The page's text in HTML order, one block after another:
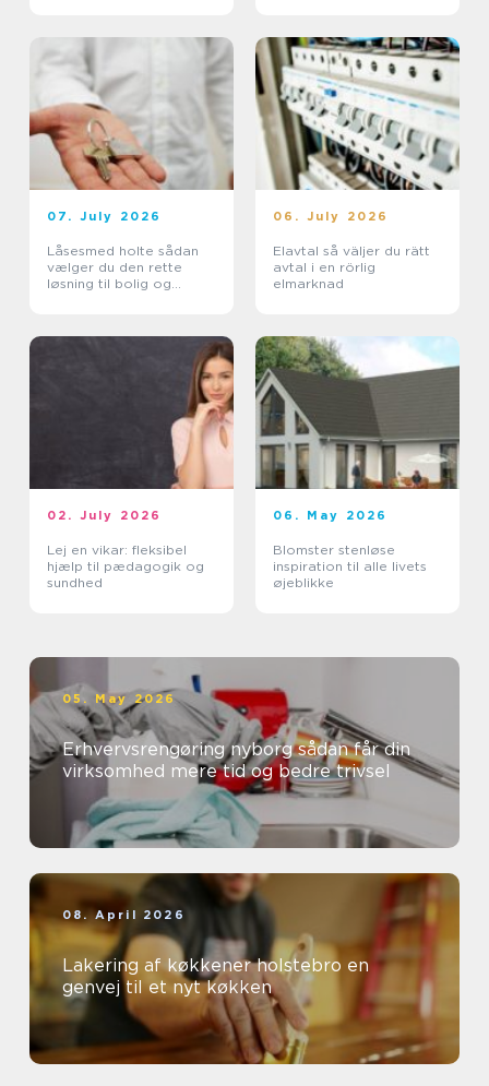
07. July 2026
Låsesmed holte sådan
vælger du den rette
løsning til bolig og
06. July 2026
Elavtal så väljer du rätt
avtal i en rörlig
elmarknad
02. July 2026
Lej en vikar: fleksibel
hjælp til pædagogik og
sundhed
06. May 2026
Blomster stenløse
inspiration til alle livets
øjeblikke
05. May 2026
Erhvervsrengøring nyborg sådan får din
virksomhed mere tid og bedre trivsel
08. April 2026
Lakering af køkkener holstebro en
genvej til et nyt køkken